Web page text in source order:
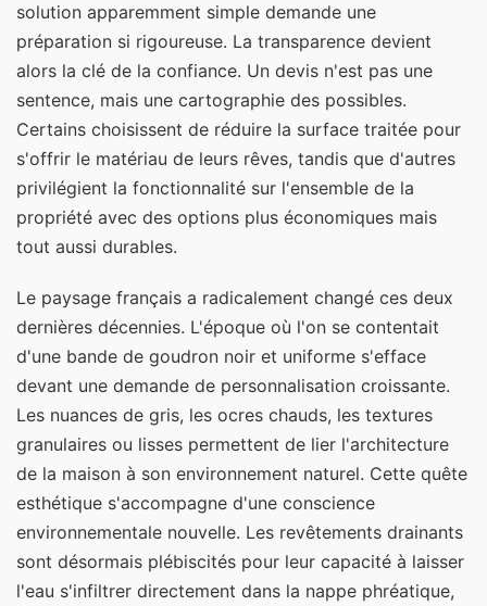
solution apparemment simple demande une
préparation si rigoureuse. La transparence devient
alors la clé de la confiance. Un devis n'est pas une
sentence, mais une cartographie des possibles.
Certains choisissent de réduire la surface traitée pour
s'offrir le matériau de leurs rêves, tandis que d'autres
privilégient la fonctionnalité sur l'ensemble de la
propriété avec des options plus économiques mais
tout aussi durables.
Le paysage français a radicalement changé ces deux
dernières décennies. L'époque où l'on se contentait
d'une bande de goudron noir et uniforme s'efface
devant une demande de personnalisation croissante.
Les nuances de gris, les ocres chauds, les textures
granulaires ou lisses permettent de lier l'architecture
de la maison à son environnement naturel. Cette quête
esthétique s'accompagne d'une conscience
environnementale nouvelle. Les revêtements drainants
sont désormais plébiscités pour leur capacité à laisser
l'eau s'infiltrer directement dans la nappe phréatique,